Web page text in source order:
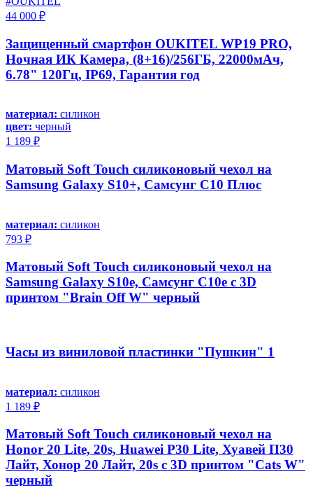
44 000 ₽
Защищенный смартфон OUKITEL WP19 PRO,
Ночная ИК Камера, (8+16)/256ГБ, 22000мАч,
6.78" 120Гц, IP69, Гарантия год
материал: силикон
цвет: черный
1 189 ₽
Матовый Soft Touch силиконовый чехол на
Samsung Galaxy S10+, Самсунг С10 Плюс
материал: силикон
793 ₽
Матовый Soft Touch силиконовый чехол на
Samsung Galaxy S10e, Самсунг С10е с 3D
принтом "Brain Off W" черный
Часы из виниловой пластинки "Пушкин" 1
материал: силикон
1 189 ₽
Матовый Soft Touch силиконовый чехол на
Honor 20 Lite, 20s, Huawei P30 Lite, Хуавей П30
Лайт, Хонор 20 Лайт, 20s с 3D принтом "Cats W"
черный